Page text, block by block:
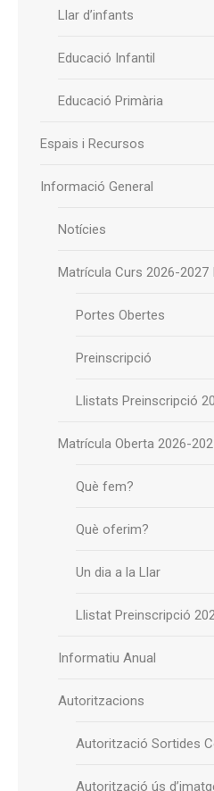
Llar d’infants
Educació Infantil
Educació Primària
Espais i Recursos
Informació General
Notícies
Matrícula Curs 2026-2027
Portes Obertes
Preinscripció
Llistats Preinscripció
Matrícula Oberta 2026-
Què fem?
Què oferim?
Un dia a la Llar
Llistat Preinscripció
Informatiu Anual
Autoritzacions
Autorització Sortides
Autorització ús